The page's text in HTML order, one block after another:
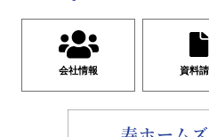
会社情報 資料